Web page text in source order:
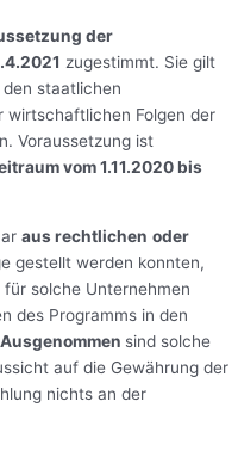
der
zugestimmt. Sie gilt
staatlichen
wirtschaftlichen Folgen der
Voraussetzung ist
vom 1.11.2020 bis
aus rechtlichen oder
gestellt werden konnten,
solche Unternehmen
des Programms in den
Ausgenommen sind solche
auf die Gewährung der
nichts an der